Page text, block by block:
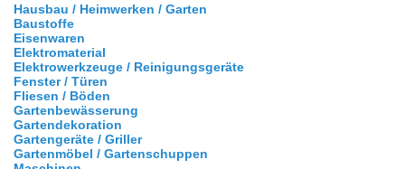
Hausbau / Heimwerken / Garten
Baustoffe
Eisenwaren
Elektromaterial
Elektrowerkzeuge / Reinigungsgeräte
Fenster / Türen
Fliesen / Böden
Gartenbewässerung
Gartendekoration
Gartengeräte / Griller
Gartenmöbel / Gartenschuppen